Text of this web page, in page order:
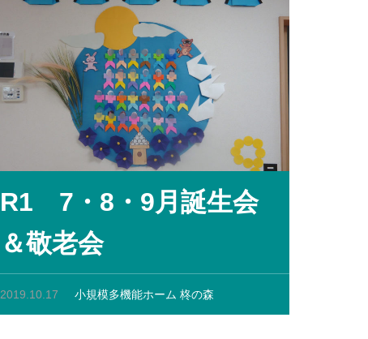
R1 7・8・9月誕生会
＆敬老会
2019.10.17 小規模多機能ホーム 柊の森